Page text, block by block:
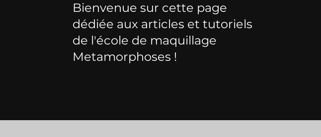
Bienvenue sur cette page
dédiée aux articles et tutoriels
de l'école de maquillage
Metamorphoses !